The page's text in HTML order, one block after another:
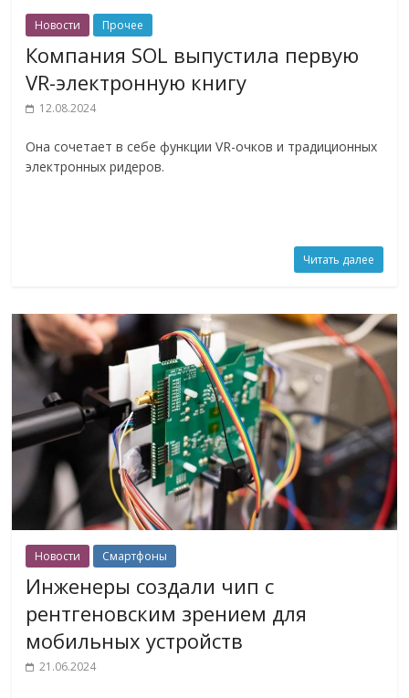
Новости Прочее
Компания SOL выпустила первую
VR-электронную книгу
12.08.2024
Она сочетает в себе функции VR-очков и традиционных
электронных ридеров.
Читать далее
Новости Смартфоны
Инженеры создали чип с
рентгеновским зрением для
мобильных устройств
21.06.2024